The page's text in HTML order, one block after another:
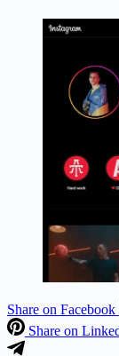
Share on Facebook
Share on